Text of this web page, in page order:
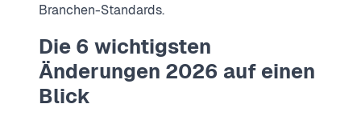
Branchen-Standards.
Die 6 wichtigsten
Änderungen 2026 auf einen
Blick